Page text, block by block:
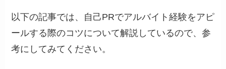
以下の記事では、自己PRでアルバイト経験をアピ
ールする際のコツについて解説しているので、参
考にしてみてください。